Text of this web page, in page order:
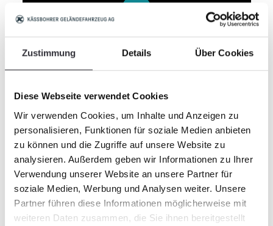
Zustimmung Details Über Cookies
Diese Webseite verwendet Cookies
Wir verwenden Cookies, um Inhalte und Anzeigen zu
personalisieren, Funktionen für soziale Medien anbieten
zu können und die Zugriffe auf unsere Website zu
analysieren. Außerdem geben wir Informationen zu Ihrer
Verwendung unserer Website an unsere Partner für
soziale Medien, Werbung und Analysen weiter. Unsere
Partner führen diese Informationen möglicherweise mit
weiteren Daten zusammen, die Sie ihnen bereitgestellt
Play Mute Settings
Enter